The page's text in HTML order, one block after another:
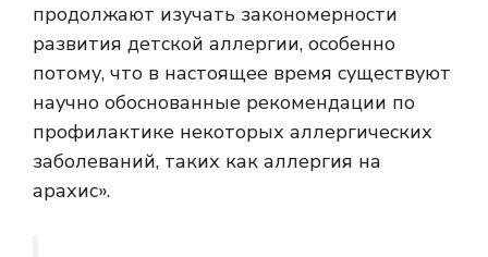
продолжают изучать закономерности
развития детской аллергии, особенно
потому, что в настоящее время существуют
научно обоснованные рекомендации по
профилактике некоторых аллергических
заболеваний, таких как аллергия на
арахис».